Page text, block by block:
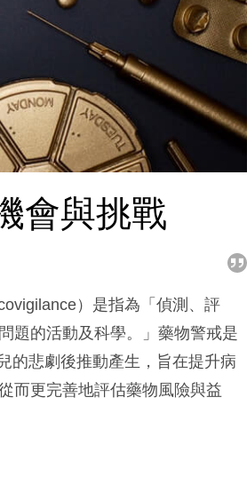
會與挑戰
）是指為「偵測、評
題的活動及科學。」藥物警戒是
的悲劇後推動產生，旨在提升病
而更完善地評估藥物風險與益